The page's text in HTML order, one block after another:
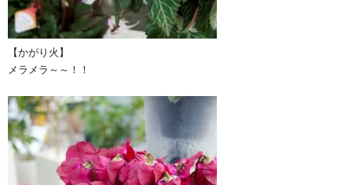
【かがり火】
メラメラ～～！！